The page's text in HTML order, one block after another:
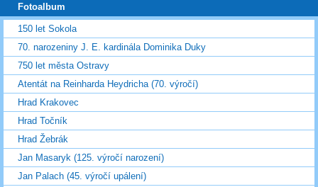
Fotoalbum
150 let Sokola
70. narozeniny J. E. kardinála Dominika Duky
750 let města Ostravy
Atentát na Reinharda Heydricha (70. výročí)
Hrad Krakovec
Hrad Točník
Hrad Žebrák
Jan Masaryk (125. výročí narození)
Jan Palach (45. výročí upálení)